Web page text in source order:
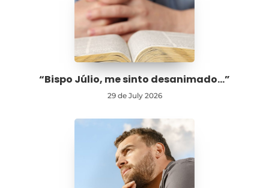
“Bispo Júlio, me sinto desanimado…”
29 de July 2026